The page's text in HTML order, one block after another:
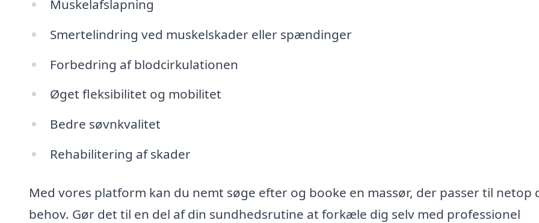
Muskelafslapning
Smertelindring ved muskelskader eller spændinger
Forbedring af blodcirkulationen
Øget fleksibilitet og mobilitet
Bedre søvnkvalitet
Rehabilitering af skader
Med vores platform kan du nemt søge efter og booke en massør, der passer til netop
behov. Gør det til en del af din sundhedsrutine at forkæle dig selv med professionel